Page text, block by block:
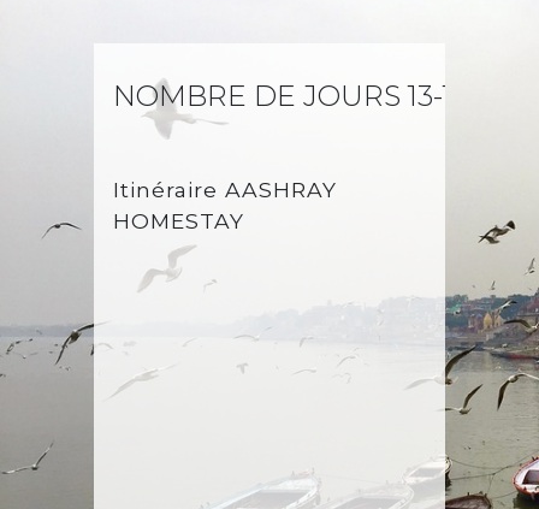
NOMBRE DE JOURS 13-15
ItinéraireAASHRAY
HOMESTAY